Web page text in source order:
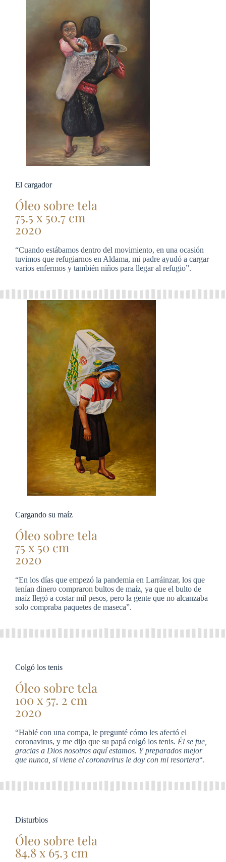
El cargador
Óleo sobre tela
75.5 x 50.7 cm
2020
“Cuando estábamos dentro del movimiento, en una ocasión
tuvimos que refugiarnos en Aldama, mi padre ayudó a cargar
varios enfermos y también niños para llegar al refugio”.
Cargando su maíz
Óleo sobre tela
75 x 50 cm
2020
“En los días que empezó la pandemia en Larráinzar, los que
tenían dinero compraron bultos de maíz, ya que el bulto de
maíz llegó a costar mil pesos, pero la gente que no alcanzaba
solo compraba paquetes de maseca”.
Colgó los tenis
Óleo sobre tela
100 x 57. 2 cm
2020
“Hablé con una compa, le pregunté cómo les afectó el
coronavirus, y me dijo que su papá colgó los tenis. Él se fue,
gracias a Dios nosotros aquí estamos. Y preparados mejor
que nunca, si viene el coronavirus le doy con mi resortera“.
Disturbios
Óleo sobre tela
84.8 x 65.3 cm